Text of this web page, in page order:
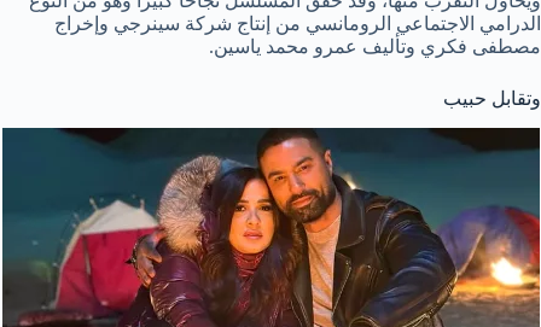
الدرامي الاجتماعي الرومانسي من إنتاج شركة سينرجي وإخراج
مصطفى فكري وتأليف عمرو محمد ياسين.
وتقابل حبيب